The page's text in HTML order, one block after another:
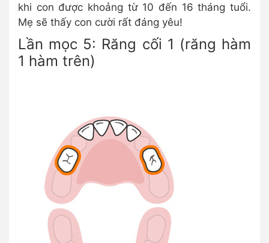
khi con được khoảng từ 10 đến 16 tháng tuổi.
Mẹ sẽ thấy con cười rất đáng yêu!
Lần mọc 5: Răng cối 1 (răng hàm
1 hàm trên)